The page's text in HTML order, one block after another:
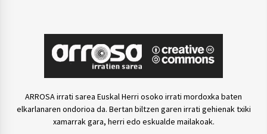
ARROSA irrati sarea Euskal Herri osoko irrati mordoxka baten
elkarlanaren ondorioa da. Bertan biltzen garen irrati gehienak txiki
xamarrak gara, herri edo eskualde mailakoak.